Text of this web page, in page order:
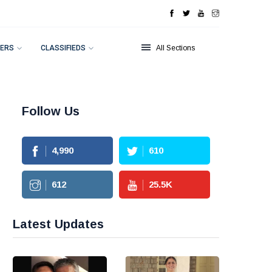
CLASSIFIEDS All Sections
Follow Us
4,990 610
612 25.5K
Latest Updates